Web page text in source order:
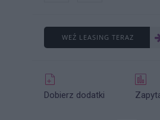
WEŹ LEASING TERAZ
Dobierz dodatki